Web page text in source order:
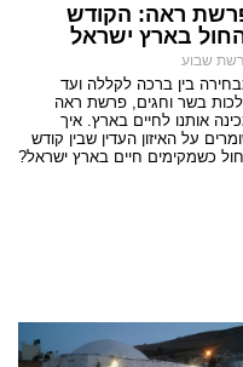
ראה: הקודש
בארץ ישראל
שבוע
בין ברכה לקללה ועד
בשר וחגים, פרשת ראה
אותנו לחיים בארץ. איך
על האיזון העדין שבין קודש
כשמקימים חיים בארץ ישראל?